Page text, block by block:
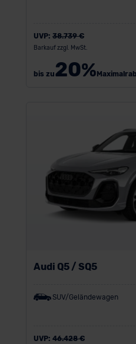
UVP: 38.739 €
Barkauf zzgl. MwSt.
bis zu20%
Audi Q5 / SQ5
SUV/Geländewagen
UVP: 46.428 €